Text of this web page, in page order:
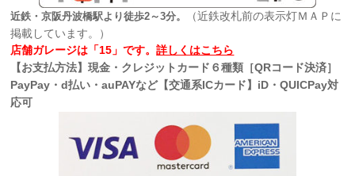
近鉄・京阪丹波橋駅より徒歩2～3分。
（近鉄改札前の表示灯ＭＡＰに
掲載しています。）
店舗ガレージは「15」です。詳しくはこちら
【お支払方法】現金・クレジットカード６種類［QRコード決済］
PayPay・d払い・auPAYなど【交通系ICカード】iD・QUICPay対
応可